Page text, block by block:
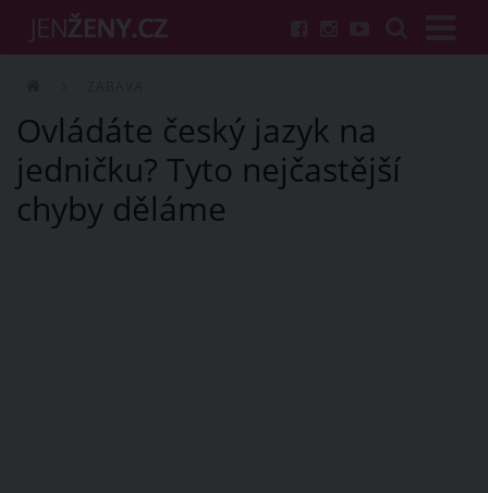
Ovládáte český jazyk na
jedničku? Tyto nejčastější
chyby děláme